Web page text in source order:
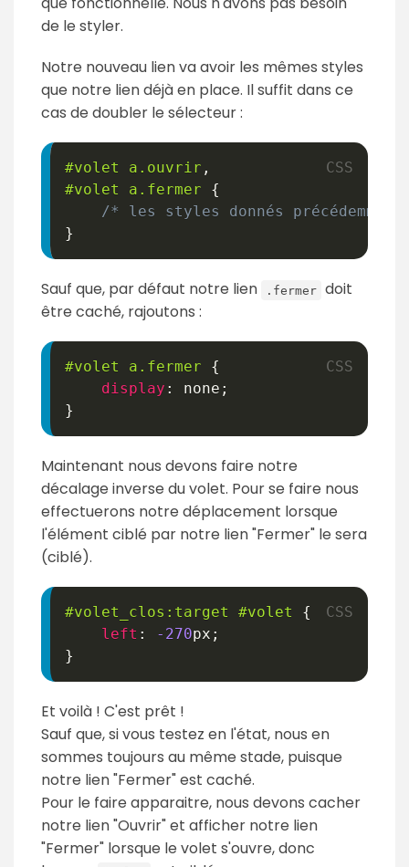
de le styler.
Notre nouveau lien va avoir les mêmes styles
que notre lien déjà en place. Il suffit dans ce
cas de doubler le sélecteur :
#volet a .ouvrir ,
#volet
a .fermer
{
/* les styles donnés
}
Sauf que, par défaut notre lien .fermer doit
être caché, rajoutons :
#volet a .fermer
{
display : none ;
}
Maintenant nous devons faire notre
décalage inverse du volet. Pour se faire nous
effectuerons notre déplacement lorsque
l'élément ciblé par notre lien "Fermer" le sera
(ciblé).
#volet_clos :target #volet
{
left : -270px ;
}
Et voilà ! C'est prêt !
Sauf que, si vous testez en l'état, nous en
sommes toujours au même stade, puisque
notre lien "Fermer" est caché.
Pour le faire apparaitre, nous devons cacher
notre lien "Ouvrir" et afficher notre lien
"Fermer" lorsque le volet s'ouvre, donc